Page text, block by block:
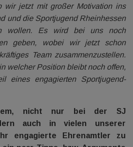
wir jetzt mit großer Motivation ins
und die Sportjugend Rheinhessen
wollen. Es wird bei uns noch
geben, wobei wir jetzt schon
Team zusammenzustellen.
welcher Position bleibt noch offen,
eines engagierten Sportjugend-
nicht nur bei der SJ
auch in vielen unserer
engagierte Ehrenamtler zu